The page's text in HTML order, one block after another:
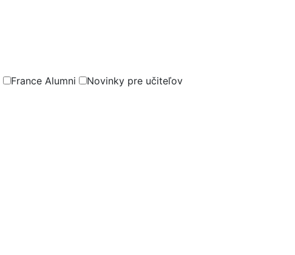
France Alumni
Novinky pre učiteľov